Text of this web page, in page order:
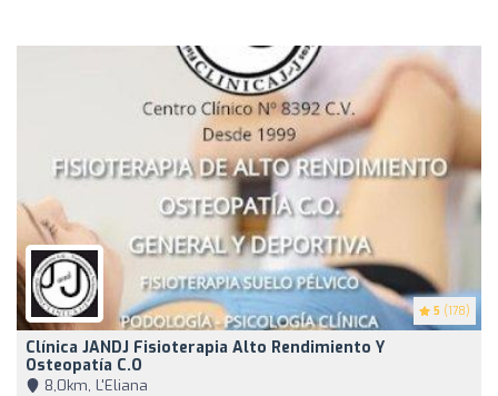
5 (178)
Clínica JANDJ Fisioterapia Alto Rendimiento Y
Osteopatía C.O
8,0km, L'Eliana